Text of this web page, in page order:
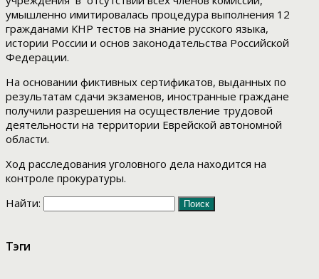
умышленно имитировалась процедура выполнения 12
гражданами КНР тестов на знание русского языка,
истории России и основ законодательства Российской
Федерации.
На основании фиктивных сертификатов, выданных по
результатам сдачи экзаменов, иностранные граждане
получили разрешения на осуществление трудовой
деятельности на территории Еврейской автономной
области.
Ход расследования уголовного дела находится на
контроле прокуратуры.
Найти:
Тэги